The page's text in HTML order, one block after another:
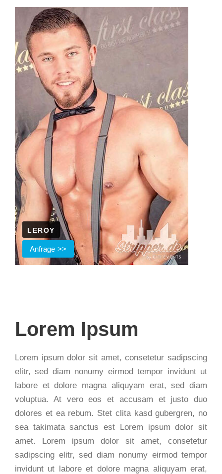
LEROY
Anfrage
Lorem Ipsum
Lorem ipsum dolor sit amet, consetetur sadipscing
elitr, sed diam nonumy eirmod tempor invidunt ut
labore et dolore magna aliquyam erat, sed diam
voluptua. At vero eos et accusam et justo duo
dolores et ea rebum. Stet clita kasd gubergren, no
sea takimata sanctus est Lorem ipsum dolor sit
amet. Lorem ipsum dolor sit amet, consetetur
sadipscing elitr, sed diam nonumy eirmod tempor
invidunt ut labore et dolore magna aliquyam erat,